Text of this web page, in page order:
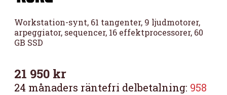
Workstation-synt, 61 tangenter, 9 ljudmotorer,
arpeggiator, sequencer, 16 effektprocessorer, 60
GB SSD
21 950 kr
24 månaders räntefri delbetalning: 958